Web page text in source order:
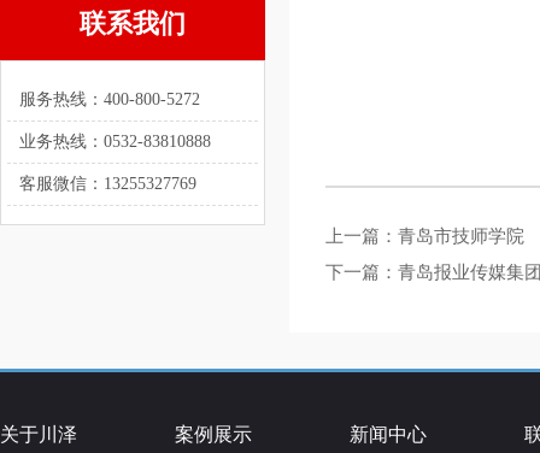
联系我们
服务热线：400-800-5272
业务热线：0532-83810888
客服微信：13255327769
上一篇： 青岛市技师学院
下一篇： 青岛报业传媒集
关于川泽 案例展示 新闻中心